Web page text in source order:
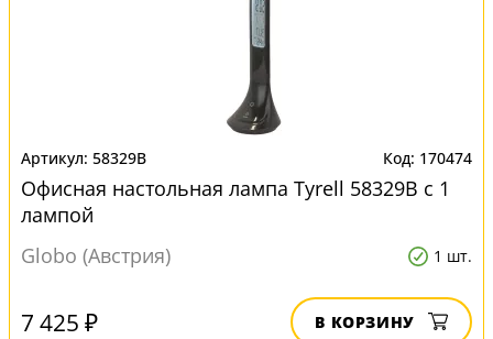
58329B 170474
Офисная настольная лампа Tyrell 58329B с 1
лампой
Globo (Австрия)
1 шт.
7 425 ₽ В КОРЗИНУ